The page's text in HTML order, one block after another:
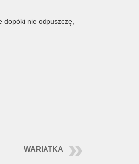
dopóki nie odpuszczę,
WARIATKA